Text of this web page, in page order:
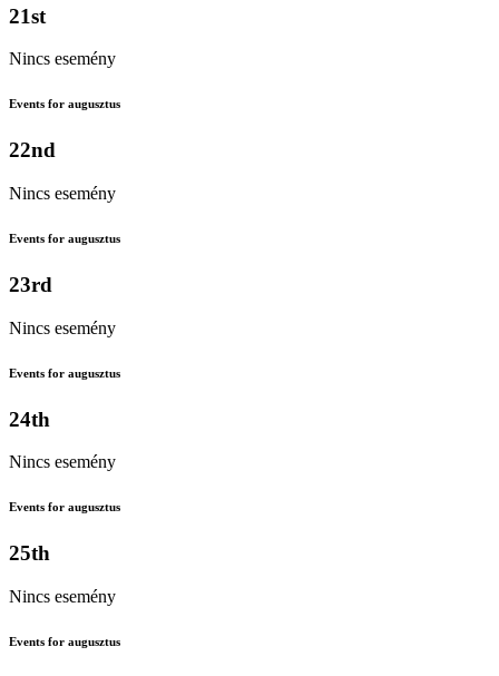
21st
Nincs esemény
Events for augusztus
22nd
Nincs esemény
Events for augusztus
23rd
Nincs esemény
Events for augusztus
24th
Nincs esemény
Events for augusztus
25th
Nincs esemény
Events for augusztus